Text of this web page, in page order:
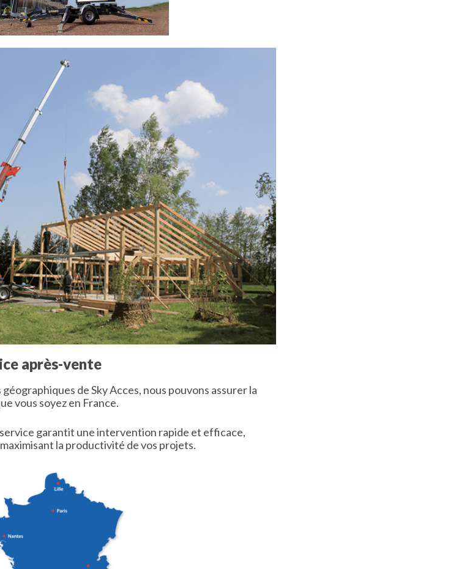
après-vente
de Sky Acces, nous pouvons assurer la
vous soyez en France.
garantit une intervention rapide et efficace,
la productivité de vos projets.